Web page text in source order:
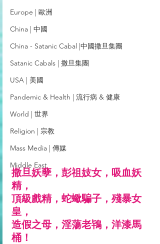
Europe | 歐洲
China | 中國
China - Satanic Cabal |中國撒旦集團
Satanic Cabals | 撒旦集團
USA | 美國
Pandemic & Health | 流行病 & 健康
World | 世界
Religion | 宗教
Mass Media | 傳媒
Middle East
撒旦妖孽，彭祖妓女，吸血妖
精，
頂級戲精，蛇蠍騙子，殘暴女
皇，
造假之母，淫蕩老鴇 ，洋漆馬
桶！